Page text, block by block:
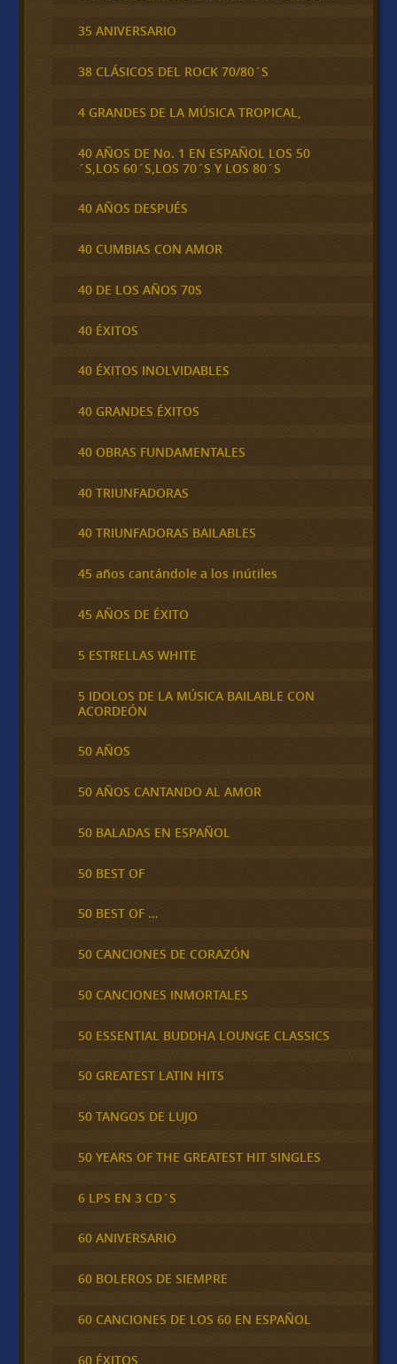
35 ANIVERSARIO
38 CLÁSICOS DEL ROCK 70/80´S
4 GRANDES DE LA MÚSICA TROPICAL,
40 AÑOS DE No. 1 EN ESPAÑOL LOS 50
´S,LOS 60´S,LOS 70´S Y LOS 80´S
40 AÑOS DESPUÉS
40 CUMBIAS CON AMOR
40 DE LOS AÑOS 70S
40 ÉXITOS
40 ÉXITOS INOLVIDABLES
40 GRANDES ÉXITOS
40 OBRAS FUNDAMENTALES
40 TRIUNFADORAS
40 TRIUNFADORAS BAILABLES
45 años cantándole a los inútiles
45 AÑOS DE ÉXITO
5 ESTRELLAS WHITE
5 IDOLOS DE LA MÚSICA BAILABLE CON
ACORDEÓN
50 AÑOS
50 AÑOS CANTANDO AL AMOR
50 BALADAS EN ESPAÑOL
50 BEST OF
50 BEST OF …
50 CANCIONES DE CORAZÓN
50 CANCIONES INMORTALES
50 ESSENTIAL BUDDHA LOUNGE CLASSICS
50 GREATEST LATIN HITS
50 TANGOS DE LUJO
50 YEARS OF THE GREATEST HIT SINGLES
6 LPS EN 3 CD´S
60 ANIVERSARIO
60 BOLEROS DE SIEMPRE
60 CANCIONES DE LOS 60 EN ESPAÑOL
60 ÉXITOS